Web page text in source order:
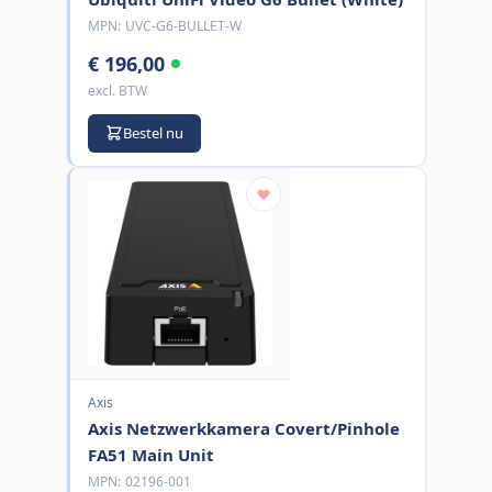
MPN: UVC-G6-BULLET-W
€ 196,00
excl. BTW
Bestel nu
Axis
Axis Netzwerkkamera Covert/Pinhole
FA51 Main Unit
MPN: 02196-001